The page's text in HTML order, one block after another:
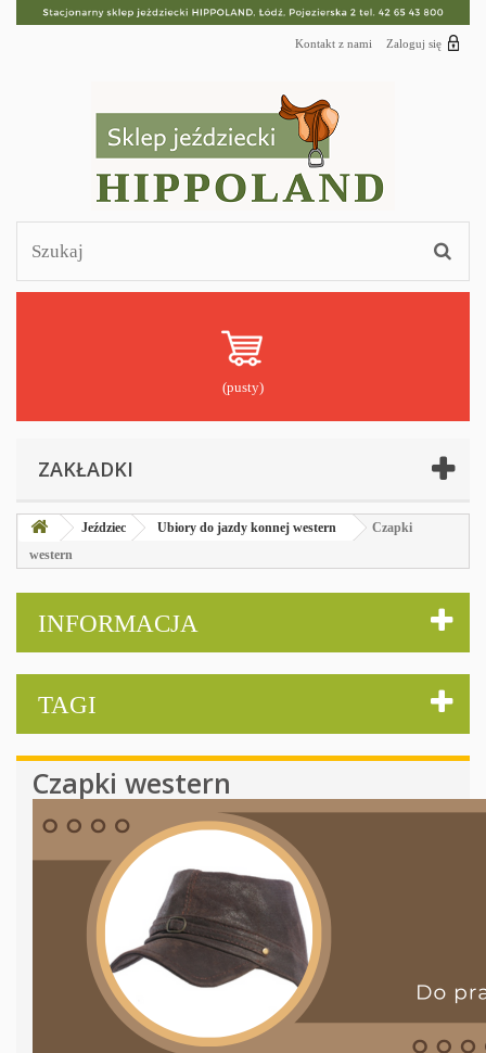
Zaloguj się
Kontakt z nami
(pusty)
ZAKŁADKI
Jeździec Ubiory do jazdy konnej western
Czapki
western
INFORMACJA
TAGI
Czapki western